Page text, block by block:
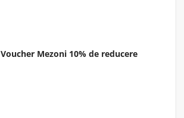
Voucher Mezoni 10% de reducere